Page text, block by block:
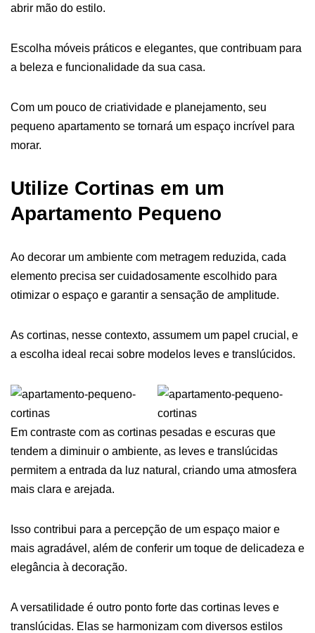
abrir mão do estilo.
Escolha móveis práticos e elegantes, que contribuam para
a beleza e funcionalidade da sua casa.
Com um pouco de criatividade e planejamento, seu
pequeno apartamento se tornará um espaço incrível para
morar.
Utilize Cortinas em um
Apartamento Pequeno
Ao decorar um ambiente com metragem reduzida, cada
elemento precisa ser cuidadosamente escolhido para
otimizar o espaço e garantir a sensação de amplitude.
As cortinas, nesse contexto, assumem um papel crucial, e
a escolha ideal recai sobre modelos leves e translúcidos.
Em contraste com as cortinas pesadas e escuras que
tendem a diminuir o ambiente, as leves e translúcidas
permitem a entrada da luz natural, criando uma atmosfera
mais clara e arejada.
Isso contribui para a percepção de um espaço maior e
mais agradável, além de conferir um toque de delicadeza e
elegância à decoração.
A versatilidade é outro ponto forte das cortinas leves e
translúcidas. Elas se harmonizam com diversos estilos